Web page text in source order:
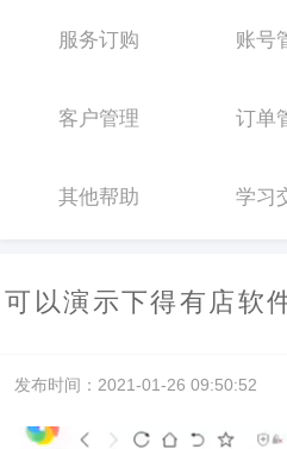
服务订购 账号
客户管理 订单
其他帮助 学习
可以演示下得有店软
发布时间：2021-01-26 09:50:52